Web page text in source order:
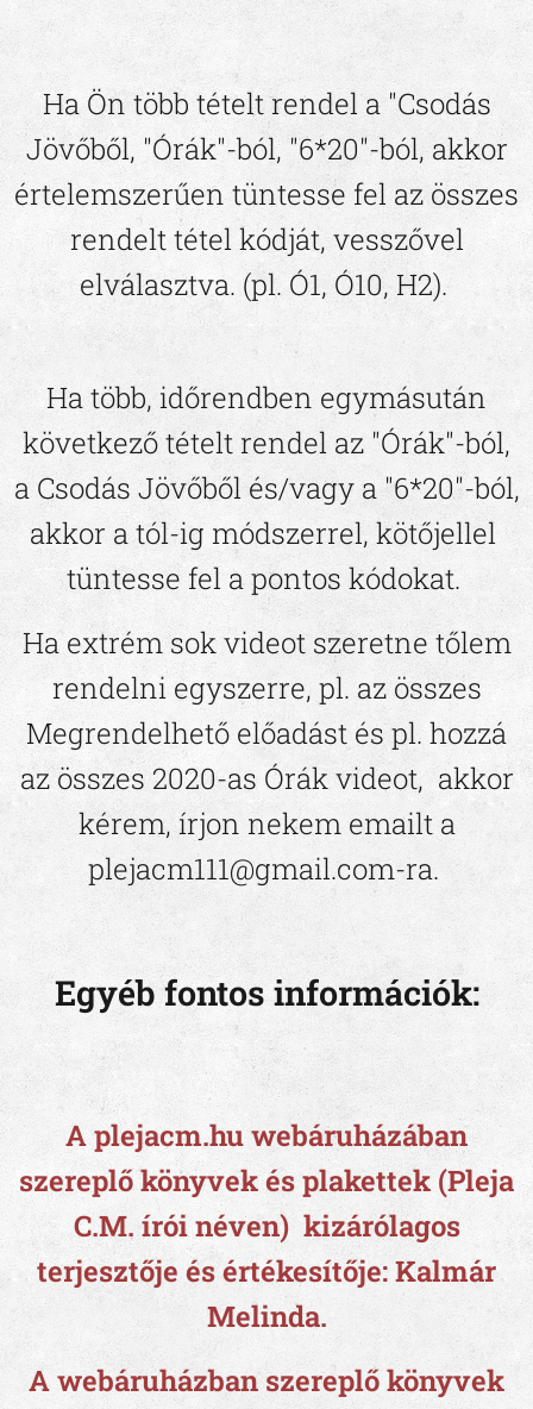
Ha Ön több tételt rendel a "Csodás
Jövőből, "Órák"-ból, "6*20"-ból, akkor
értelemszerűen tüntesse fel az összes
rendelt tétel kódját, vesszővel
elválasztva. (pl. Ó1, Ó10, H2).
Ha több,időrendben egymásután
következő tételt rendel az "Órák"-ból,
a Csodás Jövőből és/vagy a "6*20"-ból,
akkor atól-ig módszerrel, kötőjellel
tüntesse fel a pontos kódokat.
Ha extrém sok videot szeretne tőlem
rendelni egyszerre, pl. az összes
Megrendelhető előadást és pl. hozzá
az összes 2020-as Órák videot, akkor
kérem, írjon nekem emailt a
plejacm111@gmail.com-ra.
Egyéb fontos információk:
A plejacm.hu webáruházában
szereplő könyvek és plakettek (Pleja
C.M. írói néven) kizárólagos
terjesztője és értékesítője: Kalmár
Melinda.
A webáruházban szereplő könyvek